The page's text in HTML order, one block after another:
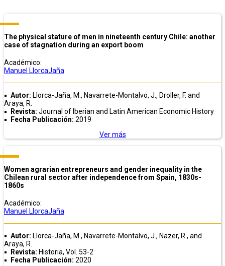
The physical stature of men in nineteenth century Chile: another
case of stagnation during an export boom
Académico:
Manuel LlorcaJaña
Autor: Llorca-Jaña, M., Navarrete-Montalvo, J., Droller, F. and
Araya, R.
Revista: Journal of Iberian and Latin American Economic History
Fecha Publicación: 2019
Ver más
Women agrarian entrepreneurs and gender inequality in the
Chilean rural sector after independence from Spain, 1830s-
1860s
Académico:
Manuel LlorcaJaña
Autor: Llorca-Jaña, M., Navarrete-Montalvo, J., Nazer, R., and
Araya, R.
Revista: Historia, Vol. 53-2
Fecha Publicación: 2020